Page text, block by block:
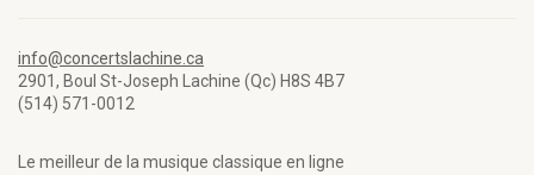
info@concertslachine.ca
2901, Boul St-Joseph Lachine (Qc) H8S 4B7
(514) 571-0012
Le meilleur de la musique classique en ligne